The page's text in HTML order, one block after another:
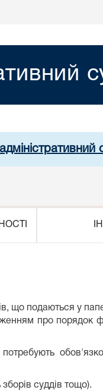
що подаються у
про порядок
зборів суддів тощо).